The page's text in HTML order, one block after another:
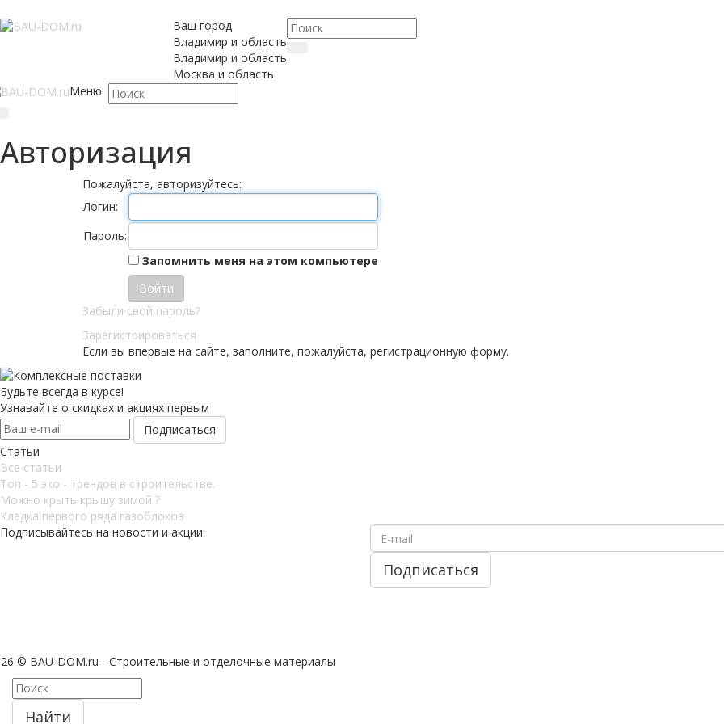
Ваш город
Владимир и область
Владимир и область
Москва и область
Меню
Авторизация
Пожалуйста, авторизуйтесь:
Логин:
Пароль:
Запомнить меня на этом компьютере
Забыли свой пароль?
Зарегистрироваться
Если вы впервые на сайте, заполните, пожалуйста, регистрационную форму.
Будьте всегда в курсе!
Узнавайте о скидках и акциях первым
Статьи
Все статьи
Топ - 5 эко - трендов в строительстве.
Можно крыть крышу зимой ?
Кладка первого ряда газоблоков
Подписывайтесь на новости и акции:
© BAU-DOM.ru - Строительные и отделочные материалы
Найти